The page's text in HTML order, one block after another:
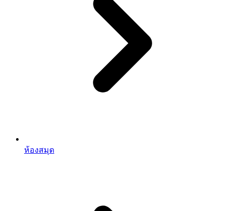
ห้องสมุด